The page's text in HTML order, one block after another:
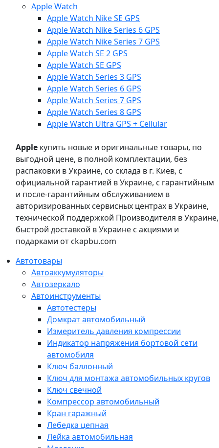
Apple Watch
Apple Watch Nike SE GPS
Apple Watch Nike Series 6 GPS
Apple Watch Nike Series 7 GPS
Apple Watch SE 2 GPS
Apple Watch SE GPS
Apple Watch Series 3 GPS
Apple Watch Series 6 GPS
Apple Watch Series 7 GPS
Apple Watch Series 8 GPS
Apple Watch Ultra GPS + Cellular
Apple купить новые и оригинальные товары, по
выгодной цене, в полной комплектации, без
распаковки в Украине, со склада в г. Киев, с
официальной гарантией в Украине, с гарантийным
и после-гарантийным обслуживанием в
авторизированных сервисных центрах в Украине,
технической поддержкой Производителя в Украине,
быстрой доставкой в Украине с акциями и
подарками от ckapbu.com
Автотовары
Автоаккумуляторы
Автозеркало
Автоинструменты
Автотестеры
Домкрат автомобильный
Измеритель давления компрессии
Индикатор напряжения бортовой сети
автомобиля
Ключ баллонный
Ключ для монтажа автомобильных кругов
Ключ свечной
Компрессор автомобильный
Кран гаражный
Лебедка цепная
Лейка автомобильная